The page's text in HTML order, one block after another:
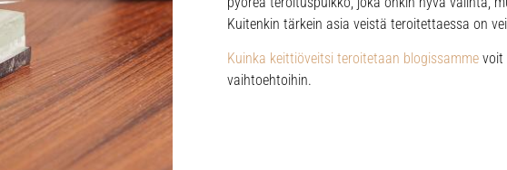
Kuitenkin tärkein asia veistä teroitettaessa on
Kuinka keittiöveitsi teroitetaan blogissamme voit
vaihtoehtoihin.